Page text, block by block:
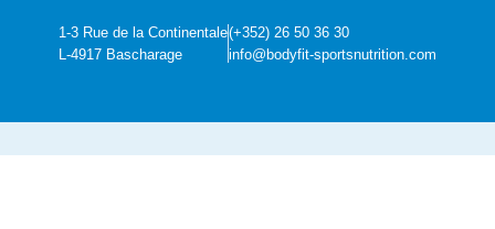
1-3 Rue de la Continentale
L-4917 Bascharage
(+352) 26 50 36 30
info@bodyfit-sportsnutrition.com